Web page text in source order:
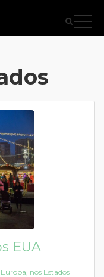
EUA
nos Estados